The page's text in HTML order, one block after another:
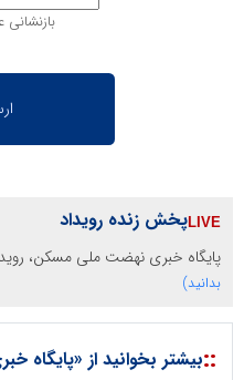
بازنشانی
پخش زنده رویداد
پایگاه خبری نهضت ملی مسکن،
بدانید)
::بیشتر بخوانید از